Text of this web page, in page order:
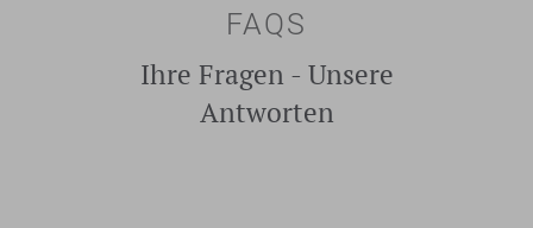
FAQS
Ihre Fragen - Unsere
Antworten